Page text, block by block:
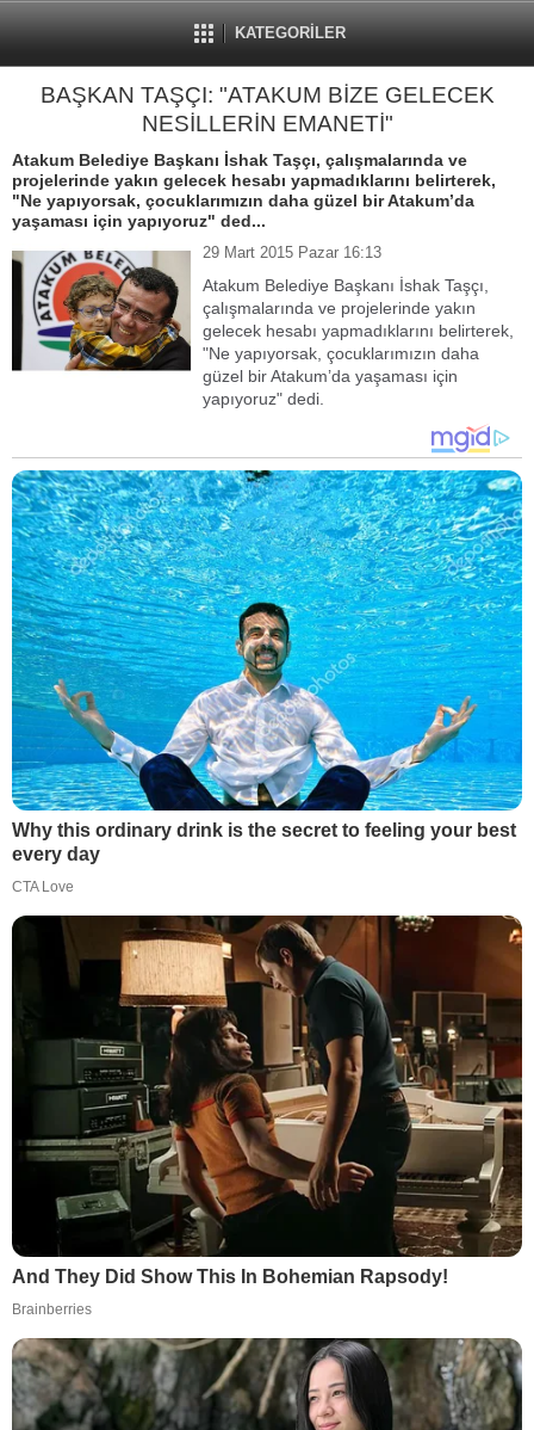
KATEGORİLER
BAŞKAN TAŞÇI: "ATAKUM BİZE GELECEK
NESİLLERİN EMANETİ"
Atakum Belediye Başkanı İshak Taşçı, çalışmalarında ve
projelerinde yakın gelecek hesabı yapmadıklarını belirterek,
"Ne yapıyorsak, çocuklarımızın daha güzel bir Atakum’da
yaşaması için yapıyoruz" ded...
29 Mart 2015 Pazar 16:13
Atakum Belediye Başkanı İshak Taşçı,
çalışmalarında ve projelerinde yakın
gelecek hesabı yapmadıklarını belirterek,
"Ne yapıyorsak, çocuklarımızın daha
güzel bir Atakum’da yaşaması için
yapıyoruz" dedi.